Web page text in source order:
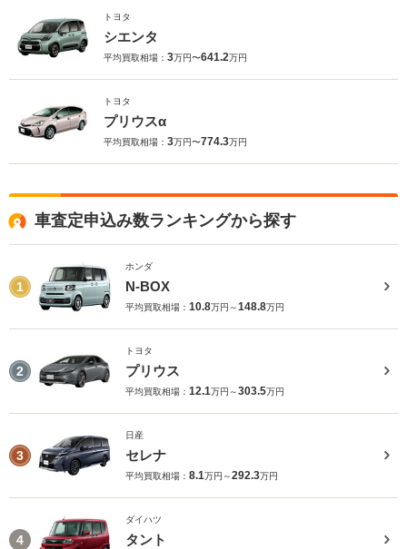
トヨタ
シエンタ
平均買取相場： 3万円〜641.2万円
トヨタ
プリウスα
平均買取相場： 3万円〜774.3万円
車査定申込み数ランキングから探す
1
ホンダ
N-BOX
平均買取相場： 10.8万円～148.8万円
2
トヨタ
プリウス
平均買取相場： 12.1万円～303.5万円
3
日産
セレナ
平均買取相場： 8.1万円～292.3万円
4
ダイハツ
タント